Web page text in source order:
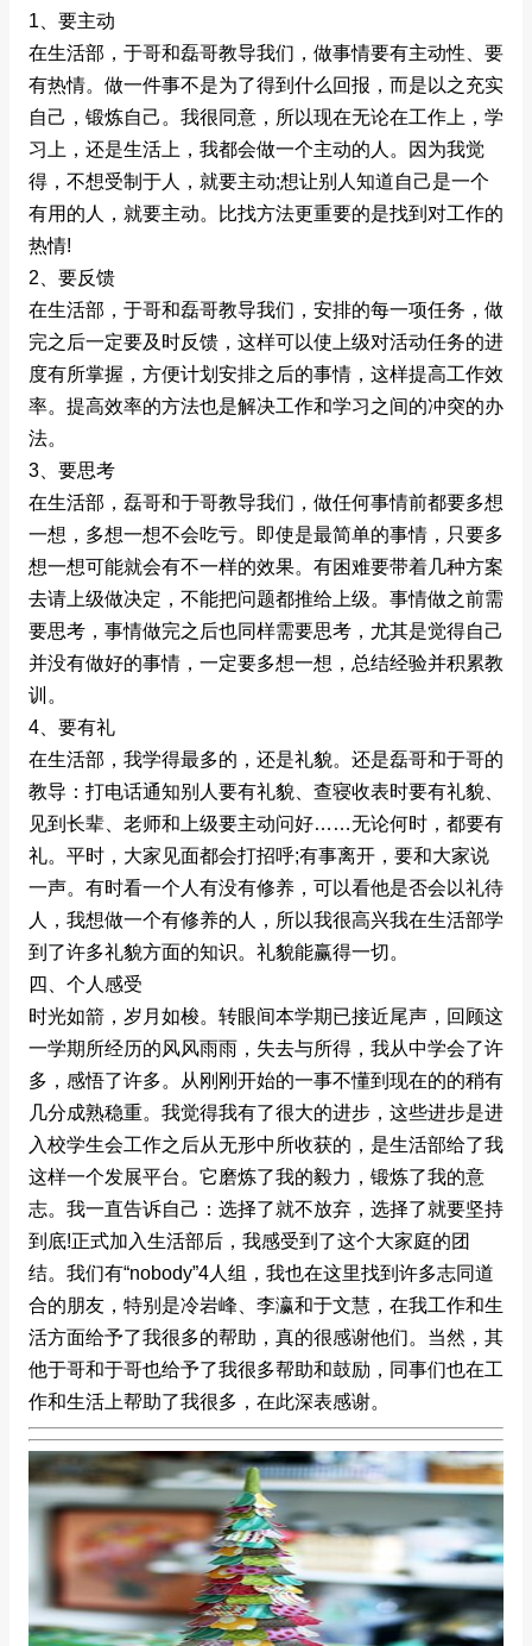
1、要主动
在生活部，于哥和磊哥教导我们，做事情要有主动性、要
有热情。做一件事不是为了得到什么回报，而是以之充实
自己，锻炼自己。我很同意，所以现在无论在工作上，学
习上，还是生活上，我都会做一个主动的人。因为我觉
得，不想受制于人，就要主动;想让别人知道自己是一个
有用的人，就要主动。比找方法更重要的是找到对工作的
热情!
2、要反馈
在生活部，于哥和磊哥教导我们，安排的每一项任务，做
完之后一定要及时反馈，这样可以使上级对活动任务的进
度有所掌握，方便计划安排之后的事情，这样提高工作效
率。提高效率的方法也是解决工作和学习之间的冲突的办
法。
3、要思考
在生活部，磊哥和于哥教导我们，做任何事情前都要多想
一想，多想一想不会吃亏。即使是最简单的事情，只要多
想一想可能就会有不一样的效果。有困难要带着几种方案
去请上级做决定，不能把问题都推给上级。事情做之前需
要思考，事情做完之后也同样需要思考，尤其是觉得自己
并没有做好的事情，一定要多想一想，总结经验并积累教
训。
4、要有礼
在生活部，我学得最多的，还是礼貌。还是磊哥和于哥的
教导：打电话通知别人要有礼貌、查寝收表时要有礼貌、
见到长辈、老师和上级要主动问好……无论何时，都要有
礼。平时，大家见面都会打招呼;有事离开，要和大家说
一声。有时看一个人有没有修养，可以看他是否会以礼待
人，我想做一个有修养的人，所以我很高兴我在生活部学
到了许多礼貌方面的知识。礼貌能赢得一切。
四、个人感受
时光如箭，岁月如梭。转眼间本学期已接近尾声，回顾这
一学期所经历的风风雨雨，失去与所得，我从中学会了许
多，感悟了许多。从刚刚开始的一事不懂到现在的的稍有
几分成熟稳重。我觉得我有了很大的进步，这些进步是进
入校学生会工作之后从无形中所收获的，是生活部给了我
这样一个发展平台。它磨炼了我的毅力，锻炼了我的意
志。我一直告诉自己：选择了就不放弃，选择了就要坚持
到底!正式加入生活部后，我感受到了这个大家庭的团
结。我们有“nobody”4人组，我也在这里找到许多志同道
合的朋友，特别是冷岩峰、李瀛和于文慧，在我工作和生
活方面给予了我很多的帮助，真的很感谢他们。当然，其
他于哥和于哥也给予了我很多帮助和鼓励，同事们也在工
作和生活上帮助了我很多，在此深表感谢。